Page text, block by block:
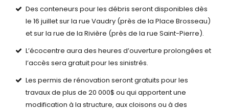
Des conteneurs pour les débris seront disponibles dès
le 16 juillet sur la rue Vaudry (près de la Place Brosseau)
et sur la rue de la Rivière (près de la rue Saint-Pierre).
L’écocentre aura des heures d’ouverture prolongées et
l’accès sera gratuit pour les sinistrés.
Les permis de rénovation seront gratuits pour les
travaux de plus de 20 000$ ou qui apportent une
modification à la structure, aux cloisons ou à des